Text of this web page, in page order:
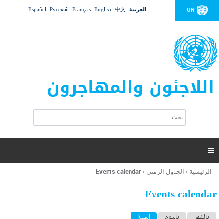
Jump to navigation UN العربية 中文
English
Français
Русский
Español
اللاجئون والمهاجرون
ت
ر
ل
ح
ب

أنت
هنا
الرئيسية › الجدول الزمني ›
Events calendar
Events calendar